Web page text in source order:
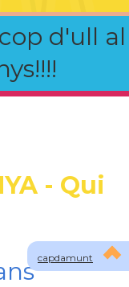
d'ull al
capdamunt
- Qui